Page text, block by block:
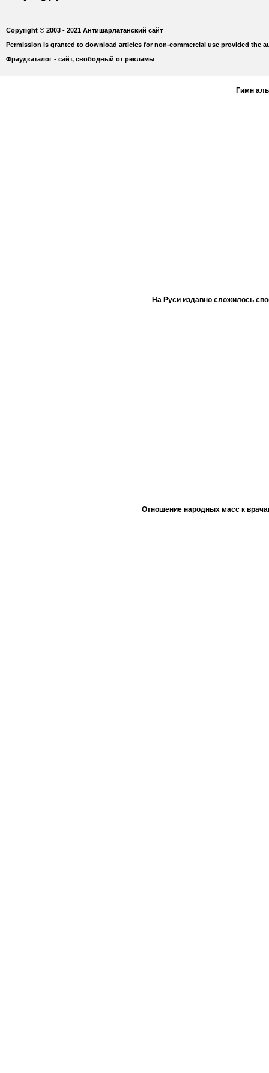
Copyright © 2003 - 2021 Антишарлатанский сайт
Permission is granted to download articles for non-commercial use provided the
Фраудкаталог - сайт, свободный от рекламы
Гимн
На Руси издавно сложилось
Отношение народных масс к